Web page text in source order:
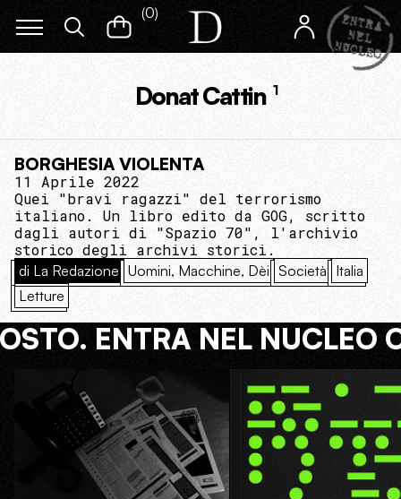
(0)
Donat Cattin 1
BORGHESIA VIOLENTA
11 Aprile 2022
Quei "bravi ragazzi" del terrorismo
italiano. Un libro edito da GOG, scritto
dagli autori di "Spazio 70", l'archivio
storico degli archivi storici.
di La Redazione Uomini, Macchine, Dèi Società Italia
Letture
ENTRA NEL NUCLEO